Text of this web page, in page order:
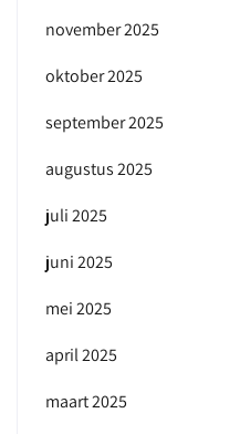
november 2025
oktober 2025
september 2025
augustus 2025
juli 2025
juni 2025
mei 2025
april 2025
maart 2025